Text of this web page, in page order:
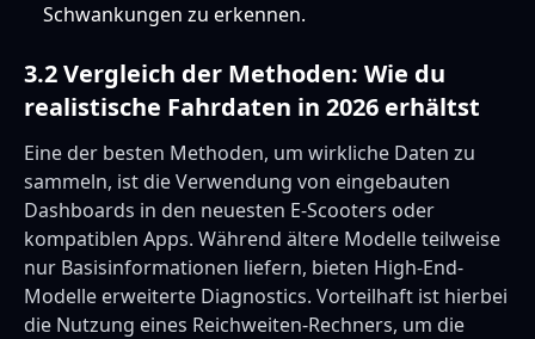
Schwankungen zu erkennen.
3.2 Vergleich der Methoden: Wie du
realistische Fahrdaten in 2026 erhältst
Eine der besten Methoden, um wirkliche Daten zu
sammeln, ist die Verwendung von eingebauten
Dashboards in den neuesten E-Scooters oder
kompatiblen Apps. Während ältere Modelle teilweise
nur Basisinformationen liefern, bieten High-End-
Modelle erweiterte Diagnostics. Vorteilhaft ist hierbei
die Nutzung eines Reichweiten-Rechners, um die